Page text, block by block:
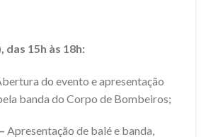
das 15h às 18h:
do evento e apresentação
banda do Corpo de Bombeiros;
Apresentação de balé e banda,